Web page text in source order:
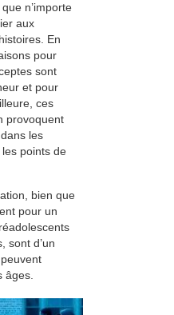
n’importe
aux
En
pour
sont
et pour
ces
provoquent
les
points de
bien que
pour un
sont d’un
âges.